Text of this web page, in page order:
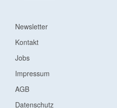
Newsletter
Kontakt
Jobs
Impressum
AGB
Datenschutz